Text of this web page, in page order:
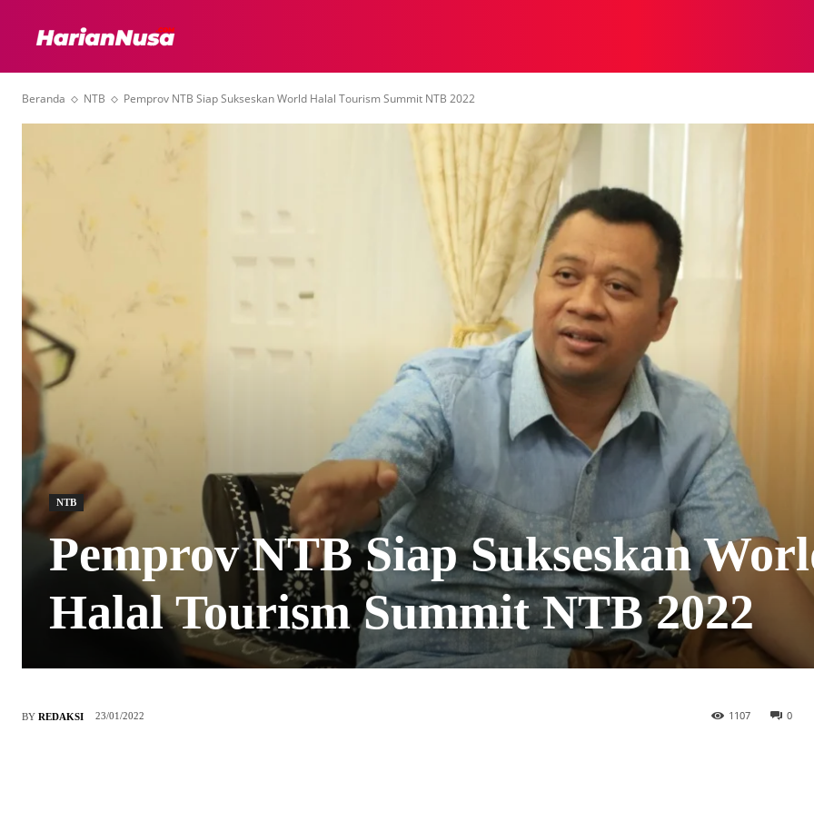
Beranda NTB Pemprov NTB Siap Sukseskan World Halal Tourism Summit NTB 2022
NTB
Pemprov NTB Siap Sukseskan
Halal Tourism Summit NTB 2022
BY REDAKSI 23/01/2022 0
1107